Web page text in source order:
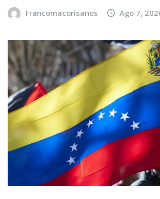
Francomacorisanos Ago 7,